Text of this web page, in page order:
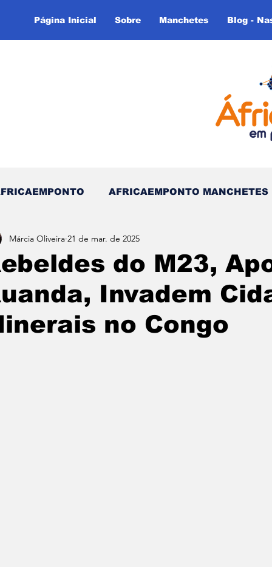
Página Inicial Sobre Manchetes Blog -
AFRICAEMPONTO MANCHETES
do Tempo - (Blog) Nas linhas do Tempo (Blog -
do M23,
Invadem
no Congo
Márcia Oliveira 21 de mar. de 2025